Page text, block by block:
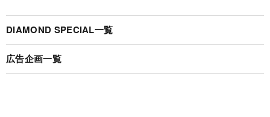
DIAMOND SPECIAL一覧
広告企画一覧